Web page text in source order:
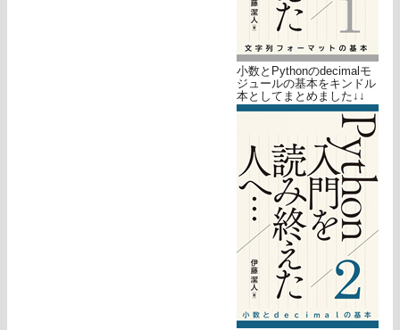
小数とPythonのdecimalモ
ジュールの基本をキンドル
本としてまとめました↓↓